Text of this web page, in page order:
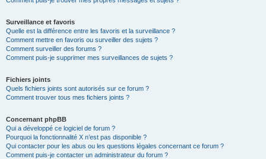
Surveillance et favoris
Quelle est la différence entre les favoris et la surveillance ?
Comment mettre en favoris ou surveiller des sujets ?
Comment surveiller des forums ?
Comment puis-je supprimer mes surveillances de sujets ?
Fichiers joints
Quels fichiers joints sont autorisés sur ce forum ?
Comment trouver tous mes fichiers joints ?
Concernant phpBB
Qui a développé ce logiciel de forum ?
Pourquoi la fonctionnalité X n’est pas disponible ?
Qui contacter pour les abus ou les questions légales concernant ce forum ?
Comment puis-je contacter un administrateur du forum ?